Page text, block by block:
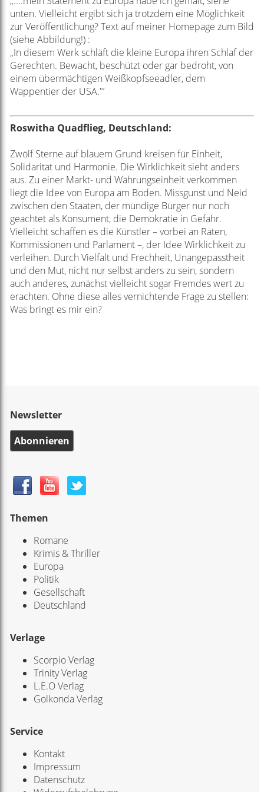
unten. Vielleicht ergibt sich ja trotzdem eine Möglichkeit
zur Veröffentlichung? Text auf meiner Homepage zum Bild
(siehe Abbildung!) :
„In diesem Werk schläft die kleine Europa ihren Schlaf der
Gerechten. Bewacht, beschützt oder gar bedroht, von
einem übermächtigen Weißkopfseeadler, dem
Wappentier der USA."’
Roswitha Quadflieg, Deutschland:
Zwölf Sterne auf blauem Grund kreisen für Einheit,
Solidarität und Harmonie. Die Wirklichkeit sieht anders
aus. Zu einer Markt- und Währungseinheit verkommen
liegt die Idee von Europa am Boden. Missgunst und Neid
zwischen den Staaten, der mündige Bürger nur noch
geachtet als Konsument, die Demokratie in Gefahr.
Vielleicht schaffen es die Künstler – vorbei an Räten,
Kommissionen und Parlament –, der Idee Wirklichkeit zu
verleihen. Durch Vielfalt und Frechheit, Unangepasstheit
und den Mut, nicht nur selbst anders zu sein, sondern
auch anderes, zunächst vielleicht sogar Fremdes wert zu
erachten. Ohne diese alles vernichtende Frage zu stellen:
Was bringt es mir ein?
Newsletter
Abonnieren
Themen
Romane
Krimis & Thriller
Europa
Politik
Gesellschaft
Deutschland
Verlage
Scorpio Verlag
Trinity Verlag
L.E.O Verlag
Golkonda Verlag
Service
Kontakt
Impressum
Datenschutz